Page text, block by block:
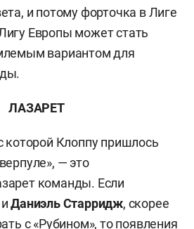
и потому форточка в Лиге
Европы может стать
вариантом для
ЛАЗАРЕТ
которой Клоппу пришлось
— это
команды. Если
иДаниэль Старридж, скорее
с «Рубином», то появления